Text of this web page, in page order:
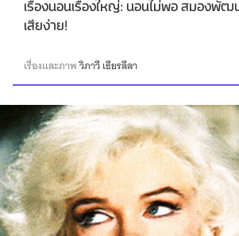
เรื่องนอนเรื่องใหญ่: นอนไม่พอ สมองพั
เสียง่าย!
เรื่องและภาพวิภาวี เธียรลีลา